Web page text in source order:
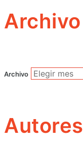
Archivo
Archivo
Autores